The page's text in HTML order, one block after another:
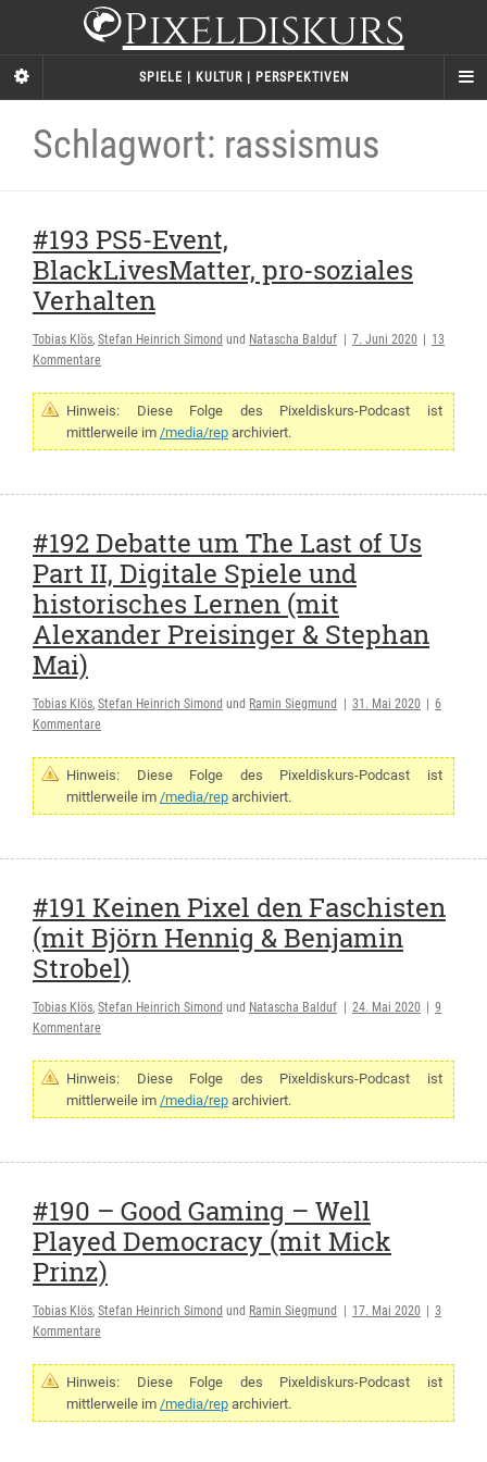
Pixeldiskurs
SPIELE | KULTUR | PERSPEKTIVEN
Schlagwort: rassismus
#193 PS5-Event,
BlackLivesMatter, pro-soziales
Verhalten
Tobias Klös, Stefan Heinrich Simond und Natascha Balduf 7. Juni 2020
13
Kommentare
Hinweis: Diese Folge des Pixeldiskurs-Podcast ist
mittlerweile im /media/rep archiviert.
#192 Debatte um The Last of Us
Part II, Digitale Spiele und
historisches Lernen (mit
Alexander Preisinger & Stephan
Mai)
Tobias Klös, Stefan Heinrich Simond und Ramin Siegmund 31. Mai 2020
6
Kommentare
Hinweis: Diese Folge des Pixeldiskurs-Podcast ist
mittlerweile im /media/rep archiviert.
#191 Keinen Pixel den Faschisten
(mit Björn Hennig & Benjamin
Strobel)
Tobias Klös, Stefan Heinrich Simond und Natascha Balduf 24. Mai 2020
9
Kommentare
Hinweis: Diese Folge des Pixeldiskurs-Podcast ist
mittlerweile im /media/rep archiviert.
#190 – Good Gaming – Well
Played Democracy (mit Mick
Prinz)
Tobias Klös, Stefan Heinrich Simond und Ramin Siegmund 17. Mai 2020
3
Kommentare
Hinweis: Diese Folge des Pixeldiskurs-Podcast ist
mittlerweile im /media/rep archiviert.